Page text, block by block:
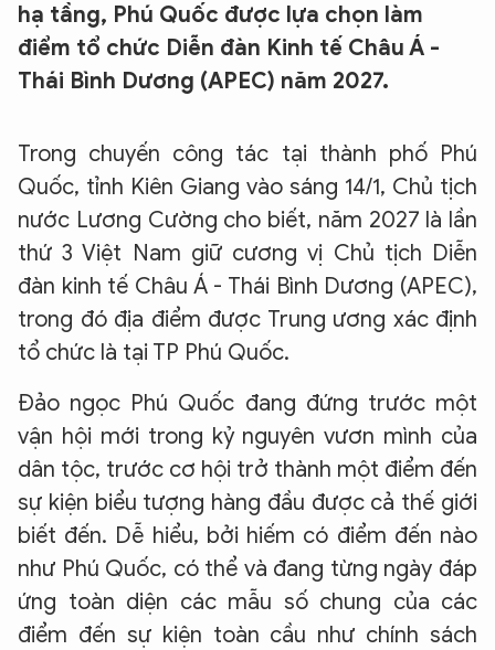
hạ tầng, Phú Quốc được lựa chọn làm
điểm tổ chức Diễn đàn Kinh tế Châu Á -
Thái Bình Dương (APEC) năm 2027.
Trong chuyến công tác tại thành phố Phú
Quốc, tỉnh Kiên Giang vào sáng 14/1, Chủ tịch
nước Lương Cường cho biết, năm 2027 là lần
thứ 3 Việt Nam giữ cương vị Chủ tịch Diễn
đàn kinh tế Châu Á - Thái Bình Dương (APEC),
trong đó địa điểm được Trung ương xác định
tổ chức là tại TP Phú Quốc.
Đảo ngọc Phú Quốc đang đứng trước một
vận hội mới trong kỷ nguyên vươn mình của
dân tộc, trước cơ hội trở thành một điểm đến
sự kiện biểu tượng hàng đầu được cả thế giới
biết đến. Dễ hiểu, bởi hiếm có điểm đến nào
như Phú Quốc, có thể và đang từng ngày đáp
ứng toàn diện các mẫu số chung của các
điểm đến sự kiện toàn cầu như chính sách